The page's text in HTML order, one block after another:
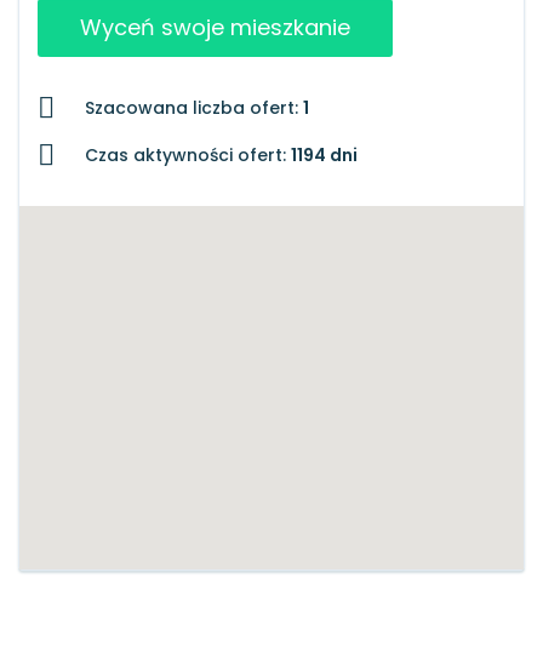
Wyceń swoje mieszkanie
Szacowana liczba ofert: 1
Czas aktywności ofert: 1194 dni